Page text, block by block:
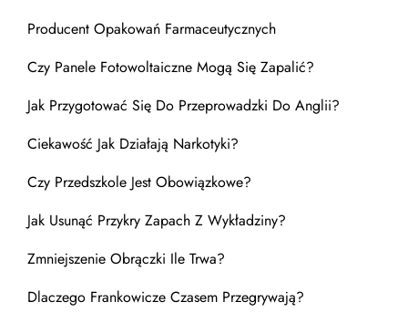
Producent Opakowań Farmaceutycznych
Czy Panele Fotowoltaiczne Mogą Się Zapalić?
Jak Przygotować Się Do Przeprowadzki Do Anglii?
Ciekawość Jak Działają Narkotyki?
Czy Przedszkole Jest Obowiązkowe?
Jak Usunąć Przykry Zapach Z Wykładziny?
Zmniejszenie Obrączki Ile Trwa?
Dlaczego Frankowicze Czasem Przegrywają?